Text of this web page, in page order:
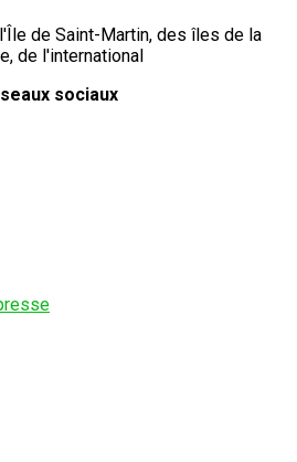
de Saint-Martin, des îles de la
de l'international
sociaux